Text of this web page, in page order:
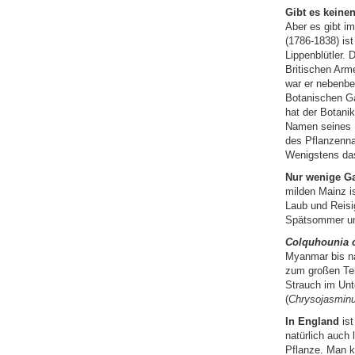
Gibt es
Aber es gibt
(1786-1838)
Lippenblütler.
Britischen
war er
Botanischen
hat der
Namen seines
des
Wenigstens
Nur wenige
milden Mainz
Laub und
Spätsommer
Colquhounia
Myanmar bis
zum großen
Strauch im
(
In England ist
natürlich auch
Pflanze. Man